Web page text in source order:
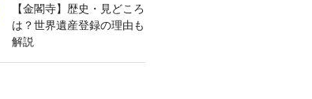
【金閣寺】歴史・見どころ
は？世界遺産登録の理由も
解説